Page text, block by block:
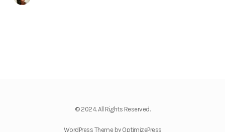
© 2024. All Rights Reserved.
WordPress Theme by OptimizePress